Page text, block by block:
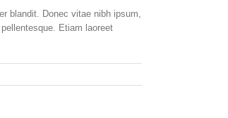
blandit. Donec vitae nibh ipsum,
Etiam laoreet